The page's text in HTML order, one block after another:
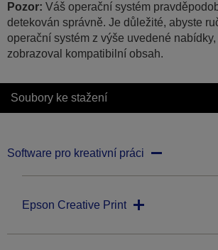
Pozor: Váš operační systém
detekován správně. Je důležité, abyste
operační systém z výše uvedené
zobrazoval kompatibilní obsah.
Soubory ke stažení
Software pro kreativní práci
Epson Creative Print